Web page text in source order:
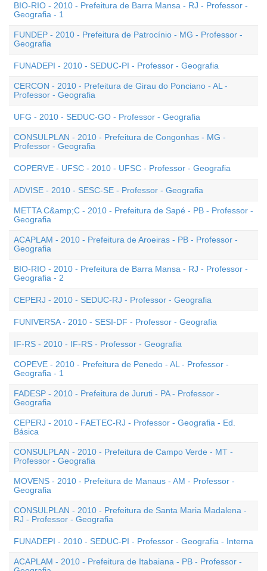
BIO-RIO - 2010 - Prefeitura de Barra Mansa - RJ - Professor -
Geografia - 1
FUNDEP - 2010 - Prefeitura de Patrocínio - MG - Professor -
Geografia
FUNADEPI - 2010 - SEDUC-PI - Professor - Geografia
CERCON - 2010 - Prefeitura de Girau do Ponciano - AL -
Professor - Geografia
UFG - 2010 - SEDUC-GO - Professor - Geografia
CONSULPLAN - 2010 - Prefeitura de Congonhas - MG -
Professor - Geografia
COPERVE - UFSC - 2010 - UFSC - Professor - Geografia
ADVISE - 2010 - SESC-SE - Professor - Geografia
METTA C&amp;C - 2010 - Prefeitura de Sapé - PB - Professor -
Geografia
ACAPLAM - 2010 - Prefeitura de Aroeiras - PB - Professor -
Geografia
BIO-RIO - 2010 - Prefeitura de Barra Mansa - RJ - Professor -
Geografia - 2
CEPERJ - 2010 - SEDUC-RJ - Professor - Geografia
FUNIVERSA - 2010 - SESI-DF - Professor - Geografia
IF-RS - 2010 - IF-RS - Professor - Geografia
COPEVE - 2010 - Prefeitura de Penedo - AL - Professor -
Geografia - 1
FADESP - 2010 - Prefeitura de Juruti - PA - Professor -
Geografia
CEPERJ - 2010 - FAETEC-RJ - Professor - Geografia - Ed.
Básica
CONSULPLAN - 2010 - Prefeitura de Campo Verde - MT -
Professor - Geografia
MOVENS - 2010 - Prefeitura de Manaus - AM - Professor -
Geografia
CONSULPLAN - 2010 - Prefeitura de Santa Maria Madalena -
RJ - Professor - Geografia
FUNADEPI - 2010 - SEDUC-PI - Professor - Geografia - Interna
ACAPLAM - 2010 - Prefeitura de Itabaiana - PB - Professor -